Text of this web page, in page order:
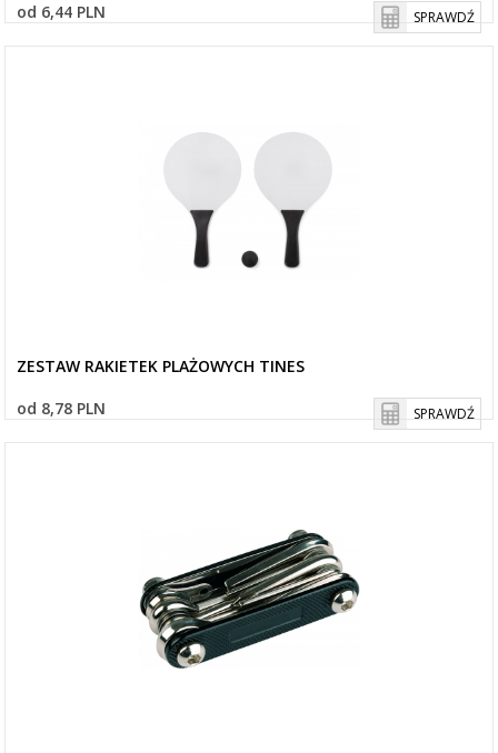
od 6,44 PLN
SPRAWDŹ
ZESTAW RAKIETEK PLAŻOWYCH TINES
od 8,78 PLN
SPRAWDŹ